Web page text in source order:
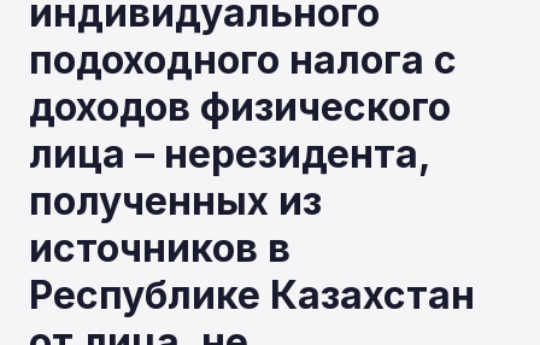
индивидуального
подоходного налога с
доходов физического
лица – нерезидента,
полученных из
источников в
Республике Казахстан